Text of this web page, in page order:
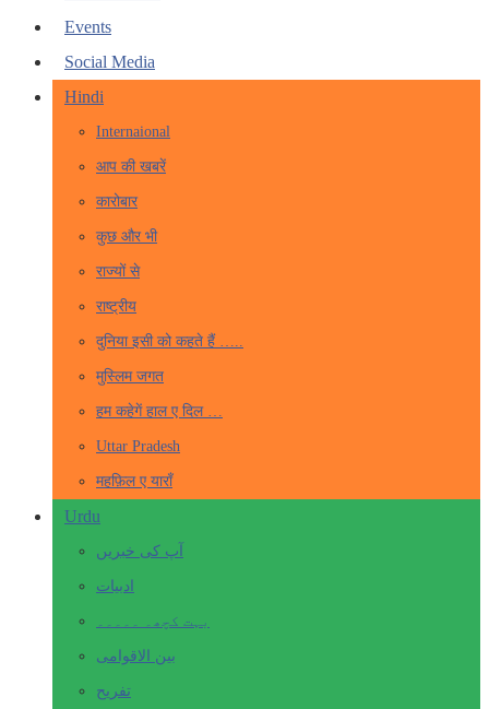
Events
Social Media
Hindi
Internaional
आप की खबरें
कारोबार
कुछ और भी
राज्यों से
राष्ट्रीय
दुनिया इसी को कहते हैं …..
मुस्लिम जगत
हम कहेगें हाल ए दिल …
Uttar Pradesh
महफ़िल ए याराँ
Urdu
آپ کی خبریں
ادبیات
بہت کچھ۔ ۔۔۔۔۔
بین الاقوامی
تفریح